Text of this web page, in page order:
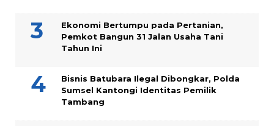
Ekonomi Bertumpu pada Pertanian,
Pemkot Bangun 31 Jalan Usaha Tani
Tahun Ini
Bisnis Batubara Ilegal Dibongkar, Polda
Sumsel Kantongi Identitas Pemilik
Tambang